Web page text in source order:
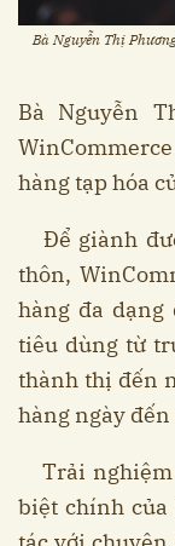
Bà Nguyễn Thị
Bà Nguyễn
hàng tạp hóa
Để giành
thôn,
hàng đa dạng
tiêu dùng từ
thành thị đến
hàng ngày
Trải nghiệm
biệt chính của